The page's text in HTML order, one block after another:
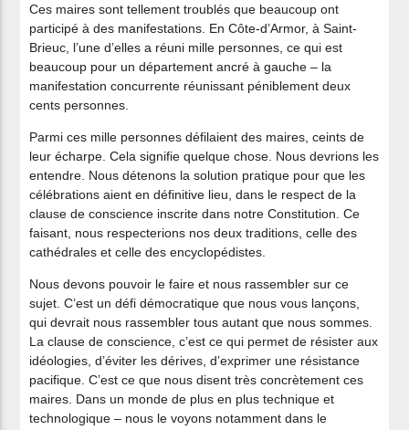
Ces maires sont tellement troublés que beaucoup ont
participé à des manifestations. En Côte-d’Armor, à Saint-
Brieuc, l’une d’elles a réuni mille personnes, ce qui est
beaucoup pour un département ancré à gauche – la
manifestation concurrente réunissant péniblement deux
cents personnes.
Parmi ces mille personnes défilaient des maires, ceints de
leur écharpe. Cela signifie quelque chose. Nous devrions les
entendre. Nous détenons la solution pratique pour que les
célébrations aient en définitive lieu, dans le respect de la
clause de conscience inscrite dans notre Constitution. Ce
faisant, nous respecterions nos deux traditions, celle des
cathédrales et celle des encyclopédistes.
Nous devons pouvoir le faire et nous rassembler sur ce
sujet. C’est un défi démocratique que nous vous lançons,
qui devrait nous rassembler tous autant que nous sommes.
La clause de conscience, c’est ce qui permet de résister aux
idéologies, d’éviter les dérives, d’exprimer une résistance
pacifique. C’est ce que nous disent très concrètement ces
maires. Dans un monde de plus en plus technique et
technologique – nous le voyons notamment dans le